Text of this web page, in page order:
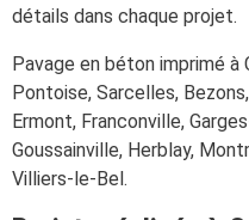
détails dans chaque projet.
Pavage en béton imprimé
Pontoise, Sarcelles,
Ermont, Franconville,
Goussainville, Herblay,
Villiers-le-Bel.